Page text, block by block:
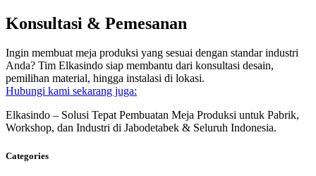
Konsultasi & Pemesanan
Ingin membuat meja produksi yang sesuai dengan standar industri
Anda? Tim Elkasindo siap membantu dari konsultasi desain,
pemilihan material, hingga instalasi di lokasi.
Hubungi kami sekarang juga:
Elkasindo – Solusi Tepat Pembuatan Meja Produksi untuk Pabrik,
Workshop, dan Industri di Jabodetabek & Seluruh Indonesia.
Categories